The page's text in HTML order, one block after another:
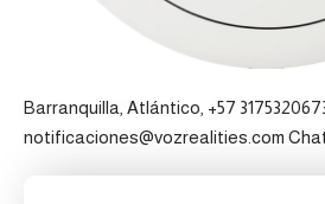
Barranquilla, Atlántico, +57
notificaciones@vozrealities.com